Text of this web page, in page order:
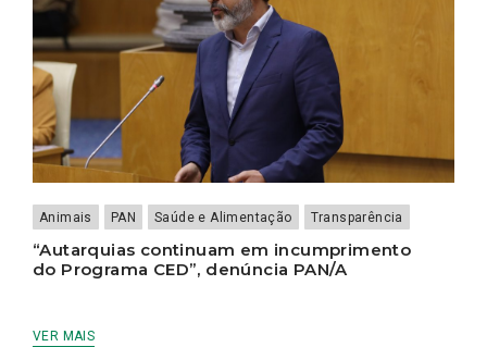
Animais PAN Saúde e Alimentação Transparência
“Autarquias continuam em incumprimento
do Programa CED”, denúncia PAN/A
VER MAIS